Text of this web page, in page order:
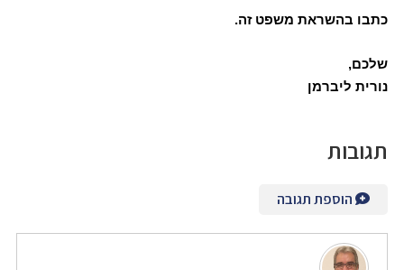
כתבו בהשראת משפט זה.
שלכם,
נורית ליברמן
תגובות
הוספת תגובה